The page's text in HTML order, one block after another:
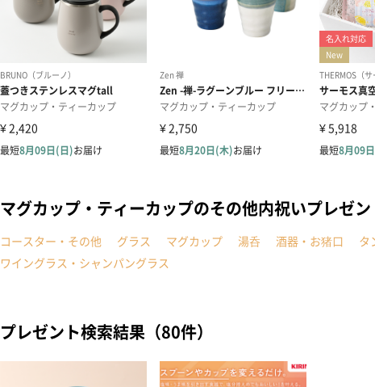
マグカップ・ティーカップのその他内祝いプレゼ
コースター・その他 グラス マグカップ 湯呑 酒器・お猪口 タ
ワイングラス・シャンパングラス
プレゼント検索結果（80件）